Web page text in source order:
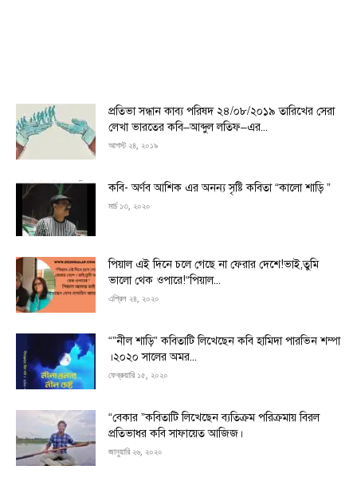
প্রতিভা সন্ধান কাব্য পরিষদ ২৪/০৮/২০১৯ তারিখের সেরা
লেখা ভারতের কবি–আব্দুল লতিফ–এর...
আগস্ট ২৪, ২০১৯
কবি- অর্ণব আশিক এর অনন্য সৃষ্টি কবিতা “কালো শাড়ি ”
মার্চ ১৩, ২০২০
পিয়াল এই দিনে চলে গেছে না ফেরার দেশে!ভাই,তুমি
ভালো থেক ওপারে!“পিয়াল...
এপ্রিল ২৪, ২০২০
“”নীল শাড়ি” কবিতাটি লিখেছেন কবি হামিদা পারভিন শম্পা
।২০২০ সালের অমর...
ফেব্রুয়ারি ১৫, ২০২০
“বেকার ”কবিতাটি লিখেছেন ব্যতিক্রম পরিক্রমায় বিরল
প্রতিভাধর কবি সাফায়েত আজিজ।
জানুয়ারি ২৬, ২০২০